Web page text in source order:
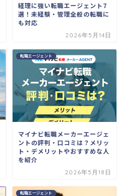
経理に強い転職エージェント7
選！未経験・管理全般の転職に
も対応
2026年5月14日
転職エージェント
マイナビ転職メーカーエージェ
ントの評判・口コミは？メリッ
ト・デメリットやおすすめな人
を紹介
2026年5月18日
転職エージェント